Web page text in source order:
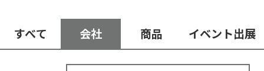
すべて 会社 商品 イベント出展